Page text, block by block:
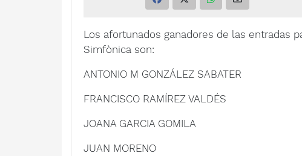
Los afortunados ganadores de las entradas
Simfònica son:
ANTONIO M GONZÁLEZ SABATER
FRANCISCO RAMÍREZ VALDÉS
JOANA GARCIA GOMILA
JUAN MORENO